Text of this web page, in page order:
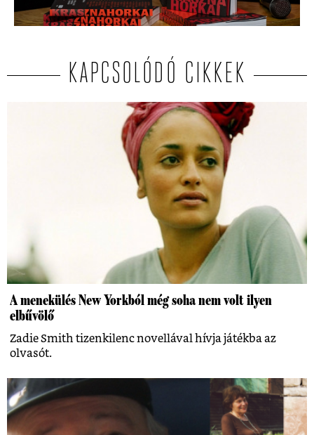
KAPCSOLÓDÓ CIKKEK
A menekülés New Yorkból még soha nem volt ilyen
elbűvölő
Zadie Smith tizenkilenc novellával hívja játékba az
olvasót.